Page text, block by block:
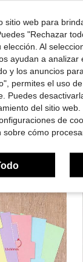
Útil (0)
web para
"Rechazar
Al
ayudan a analizar
y los anuncios
permites el uso
Puedes
del sitio
de
cómo